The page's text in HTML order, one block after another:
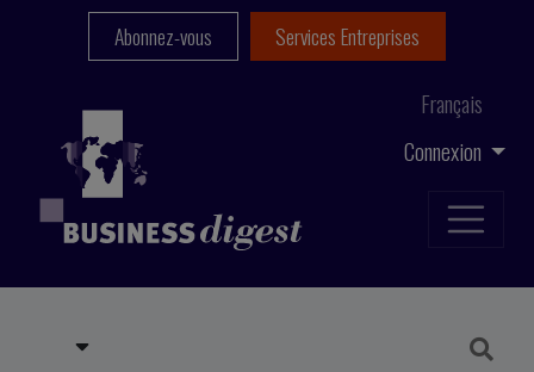
Connexion
Français
Abonnez-vous Services Entreprises